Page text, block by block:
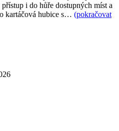
i do hůře dostupných míst a
kartáčová hubice s… (pokračovat